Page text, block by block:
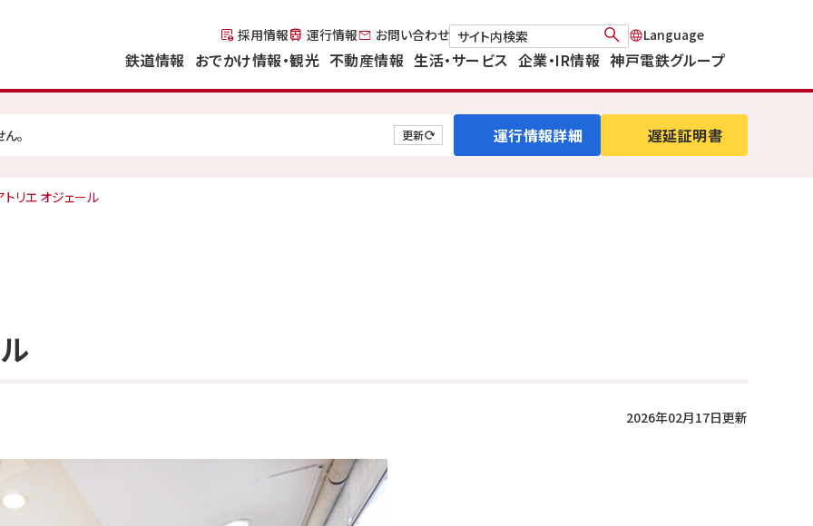
採用情報 運行情報 お問い合わせ
鉄道情報 おでかけ情報・観光 不動産情報 生活・サービス 企業・IR情報 神戸電鉄グループ
。 更新 運行情報詳細 遅延証明書
リエ オジェール
2026年02月17日更新